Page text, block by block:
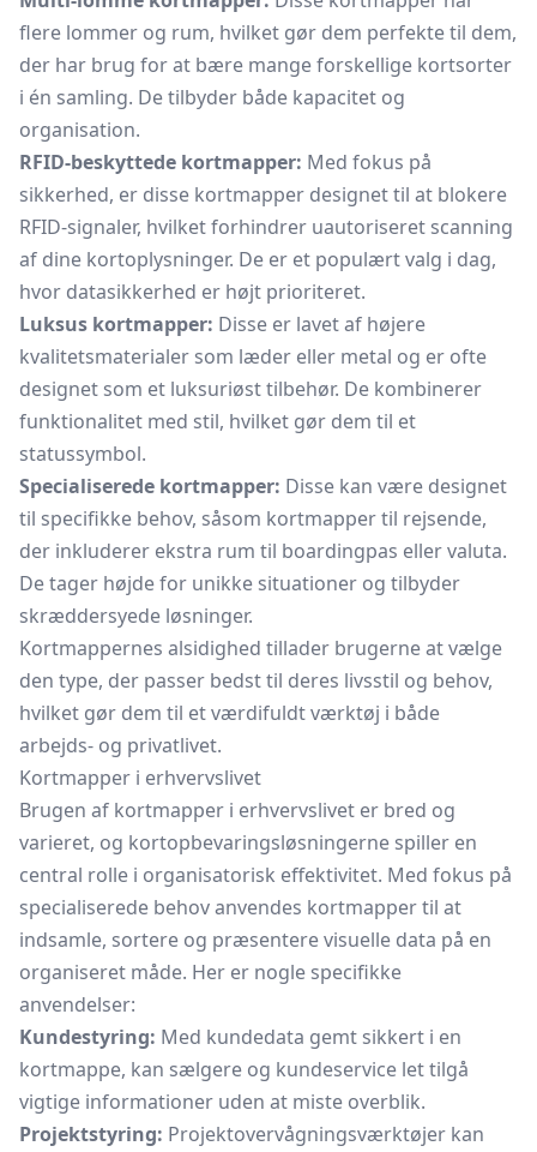
flere lommer og rum, hvilket gør dem perfekte til dem,
der har brug for at bære mange forskellige kortsorter
i én samling. De tilbyder både kapacitet og
organisation.
RFID-beskyttede kortmapper: Med fokus på
sikkerhed, er disse kortmapper designet til at blokere
RFID-signaler, hvilket forhindrer uautoriseret scanning
af dine kortoplysninger. De er et populært valg i dag,
hvor datasikkerhed er højt prioriteret.
Luksus kortmapper: Disse er lavet af højere
kvalitetsmaterialer som læder eller metal og er ofte
designet som et luksuriøst tilbehør. De kombinerer
funktionalitet med stil, hvilket gør dem til et
statussymbol.
Specialiserede kortmapper: Disse kan være designet
til specifikke behov, såsom kortmapper til rejsende,
der inkluderer ekstra rum til boardingpas eller valuta.
De tager højde for unikke situationer og tilbyder
skræddersyede løsninger.
Kortmappernes alsidighed tillader brugerne at vælge
den type, der passer bedst til deres livsstil og behov,
hvilket gør dem til et værdifuldt værktøj i både
arbejds- og privatlivet.
Kortmapper i erhvervslivet
Brugen af kortmapper i erhvervslivet er bred og
varieret, og kortopbevaringsløsningerne spiller en
central rolle i organisatorisk effektivitet. Med fokus på
specialiserede behov anvendes kortmapper til at
indsamle, sortere og præsentere visuelle data på en
organiseret måde. Her er nogle specifikke
anvendelser:
Kundestyring: Med kundedata gemt sikkert i en
kortmappe, kan sælgere og kundeservice let tilgå
vigtige informationer uden at miste overblik.
Projektstyring: Projektovervågningsværktøjer kan